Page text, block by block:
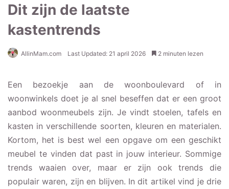
Dit zijn de laatste
kastentrends
AllinMam.com Last Updated: 21 april 2026 2 minuten lezen
Een bezoekje aan de woonboulevard of in
woonwinkels doet je al snel beseffen dat er een groot
aanbod woonmeubels zijn. Je vindt stoelen, tafels en
kasten in verschillende soorten, kleuren en materialen.
Kortom, het is best wel een opgave om een geschikt
meubel te vinden dat past in jouw interieur. Sommige
trends waaien over, maar er zijn ook trends die
populair waren, zijn en blijven. In dit artikel vind je drie